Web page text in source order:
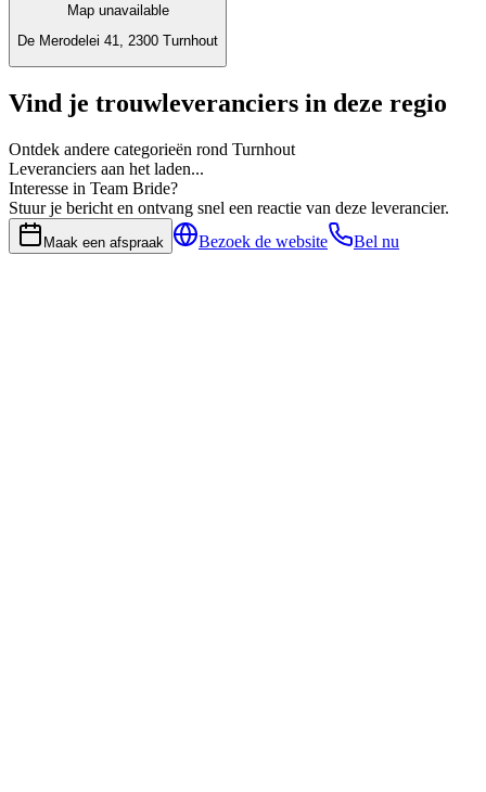
Map unavailable
De Merodelei 41, 2300 Turnhout
Vind je trouwleveranciers in deze regio
Ontdek andere categorieën rond Turnhout
Leveranciers aan het laden...
Interesse in Team Bride?
Stuur je bericht en ontvang snel een reactie van deze leverancier.
Maak een afspraak Bezoek de website Bel nu